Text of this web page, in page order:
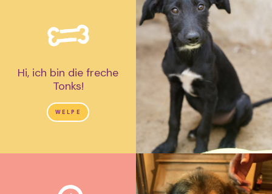
Hi, ich bin die freche
Tonks!
WELPE